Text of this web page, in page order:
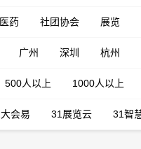
药 社团协会 展览
广州 深圳 杭州
500人以上 1000人以上
会易 31展览云 31智